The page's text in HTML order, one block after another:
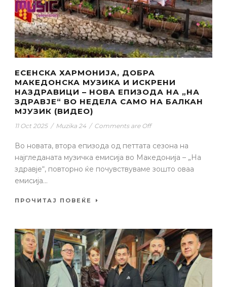
ЕСЕНСКА ХАРМОНИЈА, ДОБРА
МАКЕДОНСКА МУЗИКА И ИСКРЕНИ
НАЗДРАВИЦИ – НОВА ЕПИЗОДА НА „НА
ЗДРАВЈЕ“ ВО НЕДЕЛА САМО НА БАЛКАН
МЈУЗИК (ВИДЕО)
11 Oct 2025 / Muzika 24 / Comments are Off
Во новата, втора епизода од петтата сезона на
најгледаната музичка емисија во Македонија – „На
здравје“, повторно ќе почувствуваме зошто оваа
емисија...
ПРОЧИТАЈ ПОВЕЌЕ